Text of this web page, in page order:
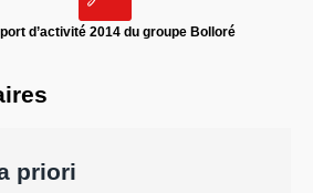
d’activité 2014 du groupe Bolloré
priori